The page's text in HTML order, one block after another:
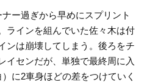
ー過ぎから早めにスプリント
ラインを組んでいた佐々木は付
ンは崩壊してしまう。後ろをチ
イセンだが、単独で最終周に入
に2車身ほどの差をつけていく